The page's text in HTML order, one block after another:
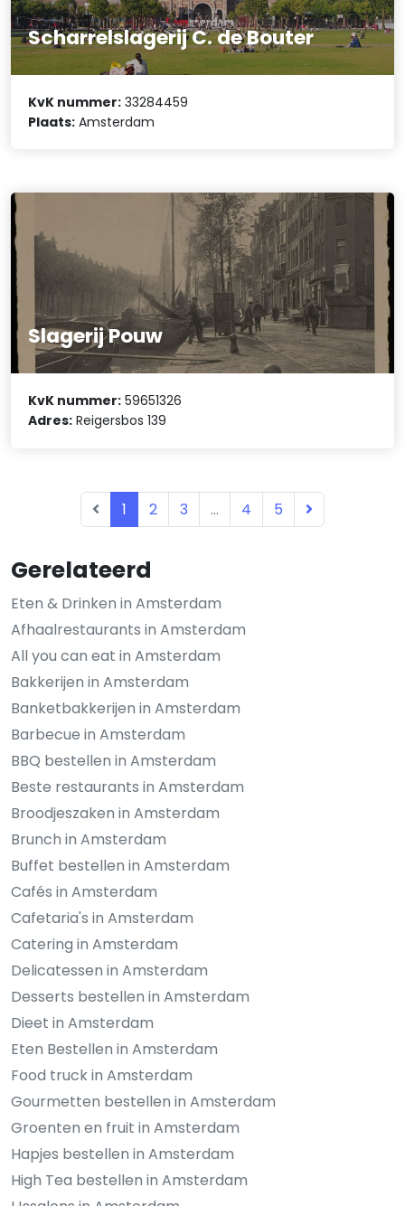
Gerelateerd
Eten & Drinken in Amsterdam
Afhaalrestaurants in Amsterdam
All you can eat in Amsterdam
Bakkerijen in Amsterdam
Banketbakkerijen in Amsterdam
Barbecue in Amsterdam
BBQ bestellen in Amsterdam
Beste restaurants in Amsterdam
Broodjeszaken in Amsterdam
Brunch in Amsterdam
Buffet bestellen in Amsterdam
Cafés in Amsterdam
Cafetaria's in Amsterdam
Catering in Amsterdam
Delicatessen in Amsterdam
Desserts bestellen in Amsterdam
Dieet in Amsterdam
Eten Bestellen in Amsterdam
Food truck in Amsterdam
Gourmetten bestellen in Amsterdam
Groenten en fruit in Amsterdam
Hapjes bestellen in Amsterdam
High Tea bestellen in Amsterdam
Scharrelslagerij C. de Bouter
KvK nummer: 33284459
Plaats: Amsterdam
Slagerij Pouw
KvK nummer: 59651326
Adres: Reigersbos 139
1 2 3 ... 4 5